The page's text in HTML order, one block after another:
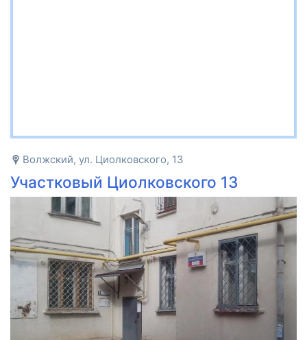
Волжский, ул. Циолковского, 13
Участковый Циолковского 13